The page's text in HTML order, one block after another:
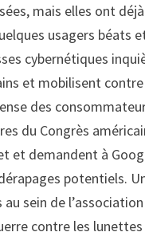
mais elles ont
usagers béats
cybernétiques
et mobilisent contre
des
du Congrès
et demandent à
potentiels.
sein de
contre les